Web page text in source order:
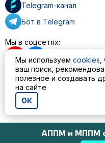
АППМ и МППМ
Telegram-канал
Бот в Telegram
Мы в соцсетях:
Пользовательское
Политика обработки
© ООО «МППМ» 2023—2026
Мы используем cookies
ваш поиск,
полезное и создавать
на сайте
ОК